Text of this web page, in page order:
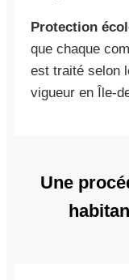
Protection
que chaque
est traité selon
vigueur en Île-
Une